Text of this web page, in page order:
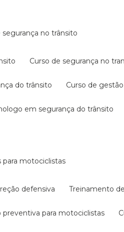
segurança no trânsito
curso de segurança no
do trânsito curso de
em segurança do trânsito
para motociclistas
defensiva treinamento
preventiva para motociclistas